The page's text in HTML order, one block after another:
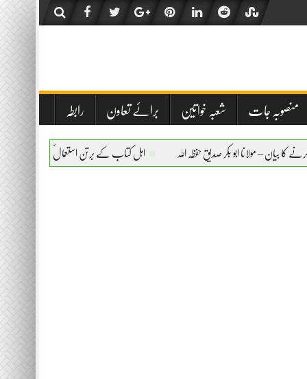
منصوبہ جات شعبہ خواتین برائے تعاون رابطہ
ابو بکر صدیق حفظہ اللہ اہل کتاب کے برتن استعمال کرنے کا بیان – مولانا ابو بکر